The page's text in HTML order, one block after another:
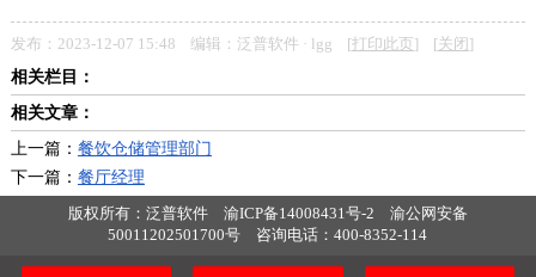
发布：2023-12-07 15:48 编辑：泛普软件 · lgg [打印此页] [关闭 ]
相关栏目：
相关文章：
上一篇： 餐饮仓储管理部门
下一篇： 餐厅经理
版权所有：泛普软件
渝ICP备14008431号-2
渝公网安备
50011202501700号
咨询电话：400-8352-114